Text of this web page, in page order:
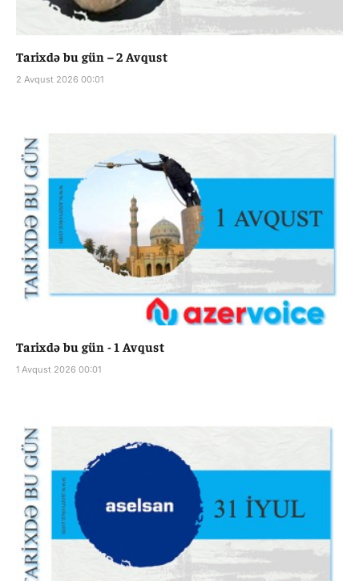
Tarixdə bu gün – 2 Avqust
2 Avqust 2026 00:01
Tarixdə bu gün - 1 Avqust
1 Avqust 2026 00:01